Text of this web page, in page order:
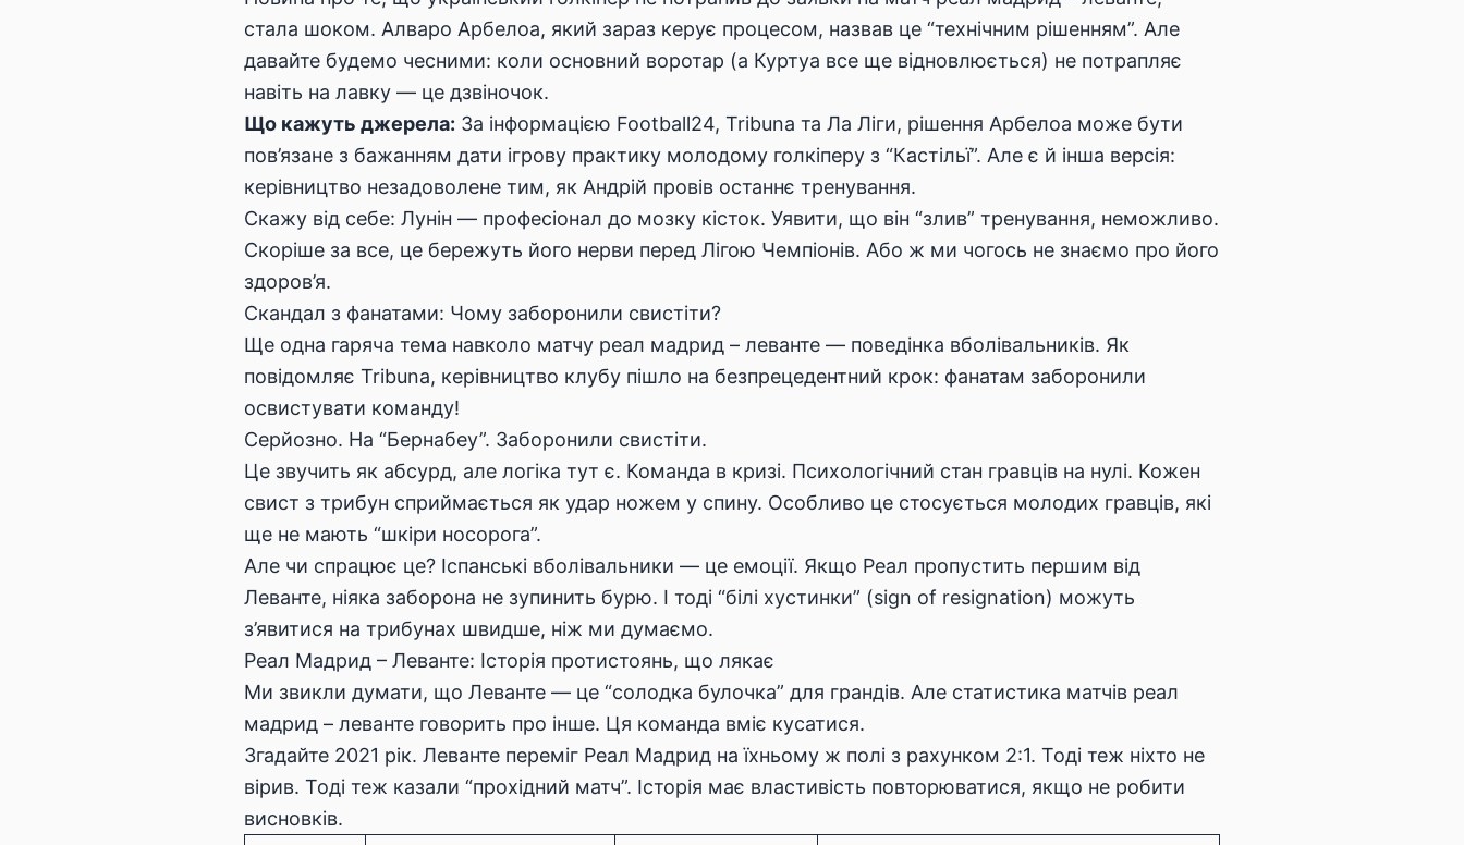
стала шоком. Алваро Арбелоа, який зараз керує процесом, назвав це “технічним рішенням”. Але
давайте будемо чесними: коли основний воротар (а Куртуа все ще відновлюється) не потрапляє
навіть на лавку — це дзвіночок.
Що кажуть джерела: За інформацією Football24, Tribuna та Ла Ліги, рішення Арбелоа може бути
пов’язане з бажанням дати ігрову практику молодому голкіперу з “Кастільї”. Але є й інша версія:
керівництво незадоволене тим, як Андрій провів останнє тренування.
Скажу від себе: Лунін — професіонал до мозку кісток. Уявити, що він “злив” тренування, неможливо.
Скоріше за все, це бережуть його нерви перед Лігою Чемпіонів. Або ж ми чогось не знаємо про його
здоров’я.
Скандал з фанатами: Чому заборонили свистіти?
Ще одна гаряча тема навколо матчу реал мадрид – леванте — поведінка вболівальників. Як
повідомляє Tribuna, керівництво клубу пішло на безпрецедентний крок: фанатам заборонили
освистувати команду!
Серйозно. На “Бернабеу”. Заборонили свистіти.
Це звучить як абсурд, але логіка тут є. Команда в кризі. Психологічний стан гравців на нулі. Кожен
свист з трибун сприймається як удар ножем у спину. Особливо це стосується молодих гравців, які
ще не мають “шкіри носорога”.
Але чи спрацює це? Іспанські вболівальники — це емоції. Якщо Реал пропустить першим від
Леванте, ніяка заборона не зупинить бурю. І тоді “білі хустинки” (sign of resignation) можуть
з’явитися на трибунах швидше, ніж ми думаємо.
Реал Мадрид – Леванте: Історія протистоянь, що лякає
Ми звикли думати, що Леванте — це “солодка булочка” для грандів. Але статистика матчів реал
мадрид – леванте говорить про інше. Ця команда вміє кусатися.
Згадайте 2021 рік. Леванте переміг Реал Мадрид на їхньому ж полі з рахунком 2:1. Тоді теж ніхто не
вірив. Тоді теж казали “прохідний матч”. Історія має властивість повторюватися, якщо не робити
висновків.